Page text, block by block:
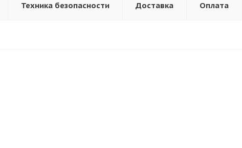
Техника безопасности Доставка Оплата